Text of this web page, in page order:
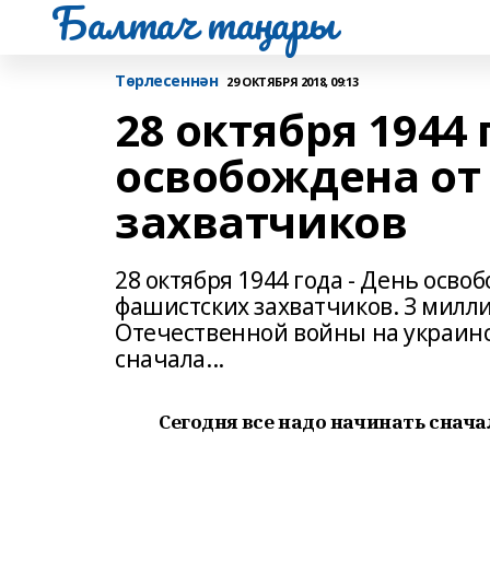
Балтач таңнары
Tөрлесеннән 29 ОКТЯБРЯ 2018, 09:13
28 октября
освобождена
захватчиков
28 октября 1944 года - День
фашистских захватчиков. З
Отечественной войны на
сначала...
Сегодня все надо начинать